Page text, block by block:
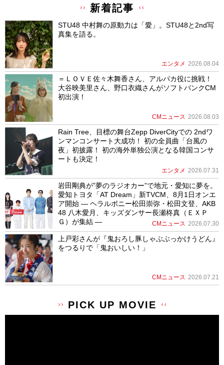
新着記事
STU48 中村舞の原動力は「愛」。STU48と2nd写
真集を語る。
エンタメ 2026.08.04
＝ＬＯＶＥ佐々木舞香さん、アルパカ役に挑戦！
大谷映美里さん、野口衣織さんがソフトバンクCM
初出演！
CMニュース 2026.08.03
Rain Tree、目標の舞台Zepp DiverCityでの 2ndワ
ンマンコンサート大成功！ 初の全員曲「台風の
夜」初披露！ 初の海外単独公演となる韓国コンサ
ートも決定！
エンタメ 2026.07.31
岩田剛典が”夢のラジオカー”で地元・愛知に夢を。
愛知トヨタ「AT Dream」新TVCM、8月1日オンエ
ア開始 ― ヘラルボニー松田崇弥・松田文登、AKB
48 八木愛月、キッズダンサー長瀬柊真（ＥＸＰ
Ｇ）が集結 ―
CMニュース 2026.07.30
上戸彩さんが『鬼おろし豚しゃぶぶっかけうどん』
をつるりで「鬼おいしい！」
CMニュース 2026.07.21
PICK UP MOVIE